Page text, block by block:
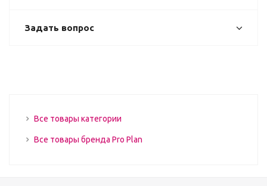
Задать вопрос
Все товары категории
Все товары бренда Pro Plan